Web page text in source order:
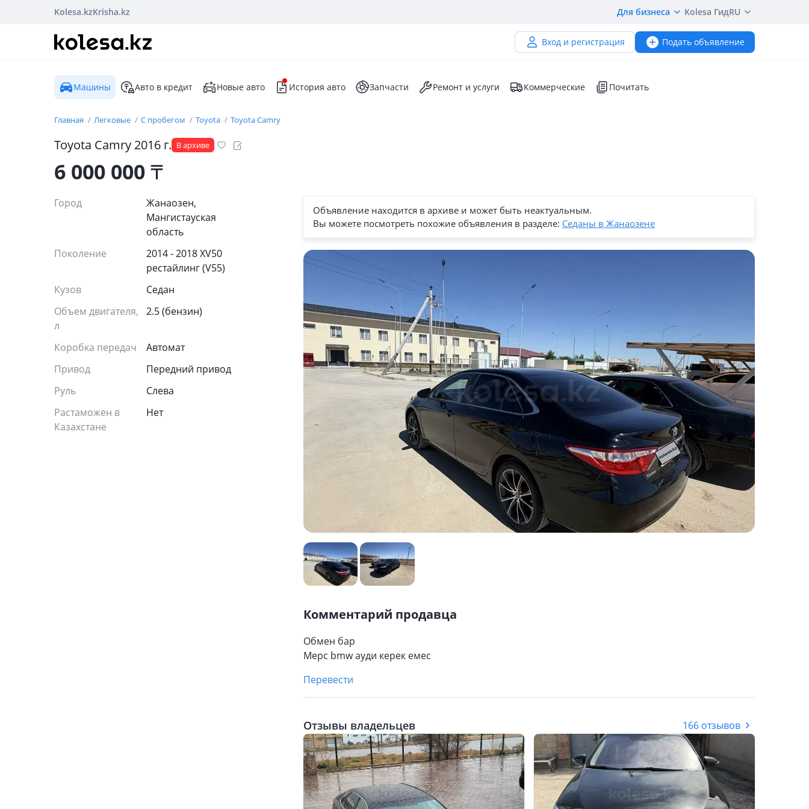
Kolesa.kzKrisha.kz Для бизнеса Kolesa ГидRU
Вход и регистрация Подать объявление
Машины Авто в кредит Новые авто История авто Запчасти Ремонт и услуги Коммерческие Почитать
Главная Легковые С пробегом Toyota Toyota Camry
Toyota Camry 2016 г. В архиве
6 000 000₸
Город
Жанаозен,
Мангистауская
область
Поколение
2014 - 2018 XV50
рестайлинг (V55)
Кузов
Седан
Объем двигателя,
л
2.5 (бензин)
Коробка передач
Автомат
Привод
Передний привод
Руль
Слева
Растаможен в
Казахстане
Нет
Объявление находится в архиве и может быть неактуальным.
Вы можете посмотреть похожие объявления в разделе: Седаны в Жанаозене
Комментарий продавца
Обмен бар
Мерс bmw ауди керек емес
Перевести
Отзывы владельцев 166 отзывов